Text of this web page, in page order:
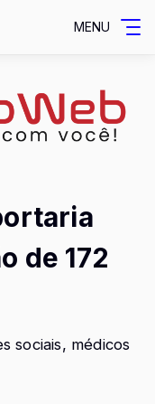
MENU
de 172
sociais, médicos